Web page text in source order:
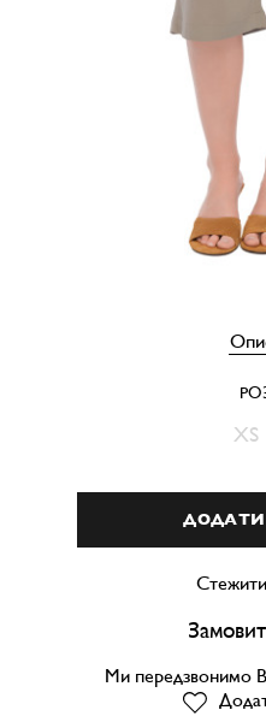
XS
Ми передзвонимо